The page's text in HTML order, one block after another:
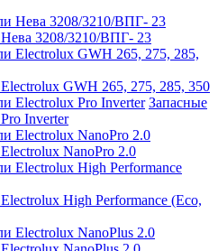
Нева 3208/3210/ВПГ- 23
GWH 265, 275, 285, 350
Запасные
Inverter
NanoPro 2.0
High Performance (Eco,